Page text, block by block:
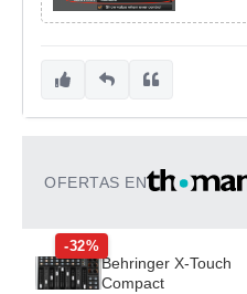
OFERTAS EN
-32%
Behringer X-Touch
Compact